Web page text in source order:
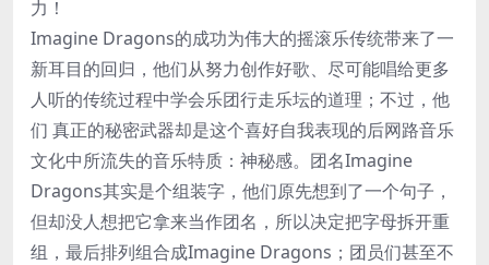
力！
Imagine Dragons的成功为伟大的摇滚乐传统带来了一
新耳目的回归，他们从努力创作好歌、尽可能唱给更多
人听的传统过程中学会乐团行走乐坛的道理；不过，他
们 真正的秘密武器却是这个喜好自我表现的后网路音乐
文化中所流失的音乐特质：神秘感。团名Imagine
Dragons其实是个组装字，他们原先想到了一个句子，
但却没人想把它拿来当作团名，所以决定把字母拆开重
组，最后排列组合成Imagine Dragons；团员们甚至不